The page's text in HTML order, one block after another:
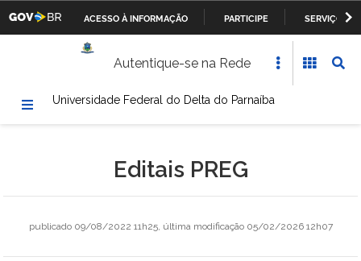
PARA
CONTEÚDO
ACESSO À INFORMAÇÃO PARTICIPE
SERVIÇOS
Ministério da Defesa
Ministério dos Transportes, Portos e Aviação Civil
Autentique-se na Rede
Universidade Federal do Delta do Parnaíba
Editais PREG
publicado09/08/2022 11h25, última modificação05/02/2026 12h07